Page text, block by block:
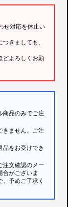
せ対応を休止い
きましても、
どよろしくお願
商品のみでご注
きません。ご注
品をお受けでき
注文確認のメー
がございま
予めご了承く